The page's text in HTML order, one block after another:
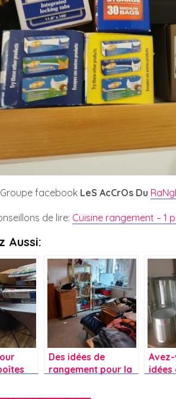
Groupe facebook LeS AcCrOs Du
de lire: Cuisine rangement – 1
Aussi:
Des idées de
rangement pour la
idées